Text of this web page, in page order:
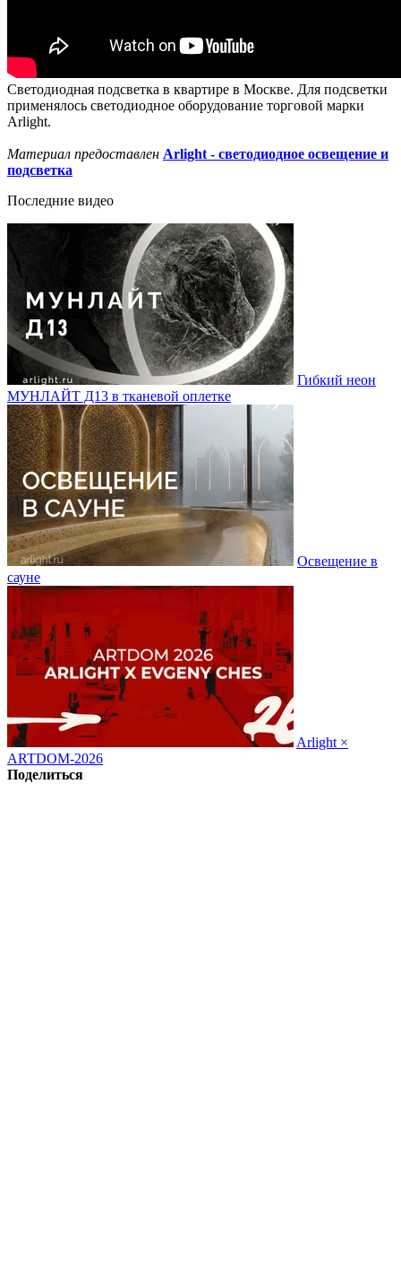
Светодиодная подсветка в квартире в Москве. Для подсветки
применялось светодиодное оборудование торговой марки
Arlight.
Материал предоставлен Arlight - светодиодное освещение и
подсветка
Последние видео
Гибкий неон
МУНЛАЙТ Д13 в тканевой оплетке
Освещение в
сауне
Arlight ×
ARTDOM-2026
Поделиться